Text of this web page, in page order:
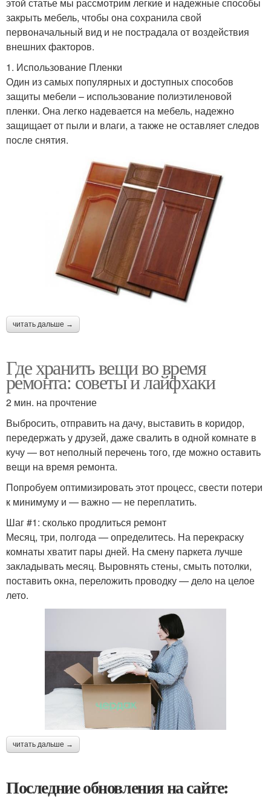
этой статье мы рассмотрим легкие и надежные способы
закрыть мебель, чтобы она сохранила свой
первоначальный вид и не пострадала от воздействия
внешних факторов.
1. Использование Пленки
Один из самых популярных и доступных способов
защиты мебели – использование полиэтиленовой
пленки. Она легко надевается на мебель, надежно
защищает от пыли и влаги, а также не оставляет следов
после снятия.
читать дальше →
Где хранить вещи во время
ремонта: советы и лайфхаки
2 мин. на прочтение
Выбросить, отправить на дачу, выставить в коридор,
передержать у друзей, даже свалить в одной комнате в
кучу — вот неполный перечень того, где можно оставить
вещи на время ремонта.
Попробуем оптимизировать этот процесс, свести потери
к минимуму и — важно — не переплатить.
Шаг #1: сколько продлиться ремонт
Месяц, три, полгода — определитесь. На перекраску
комнаты хватит пары дней. На смену паркета лучше
закладывать месяц. Выровнять стены, смыть потолки,
поставить окна, переложить проводку — дело на целое
лето.
читать дальше →
Последние обновления на сайте: